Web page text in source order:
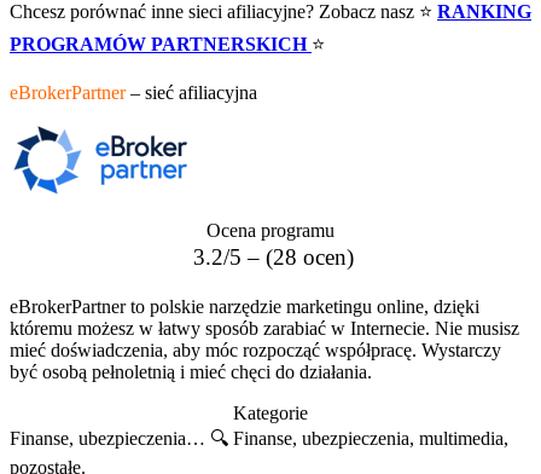
Chcesz porównać inne sieci afiliacyjne? Zobacz nasz ⭐ RANKING
PROGRAMÓW PARTNERSKICH ⭐
eBrokerPartner– sieć afiliacyjna
Ocena programu
3.2/5 – (28 ocen)
eBrokerPartner to polskie narzędzie marketingu online, dzięki
któremu możesz w łatwy sposób zarabiać w Internecie. Nie musisz
mieć doświadczenia, aby móc rozpocząć współpracę. Wystarczy
być osobą pełnoletnią i mieć chęci do działania.
Kategorie
Finanse, ubezpieczenia… 🔍 Finanse, ubezpieczenia, multimedia,
pozostałe.